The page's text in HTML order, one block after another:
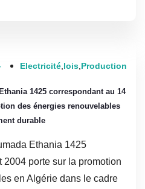
Electricité lois Production
1425 correspondant au 14
des énergies renouvelables
durable
Ethania 1425
porte sur la promotion
en Algérie dans le cadre